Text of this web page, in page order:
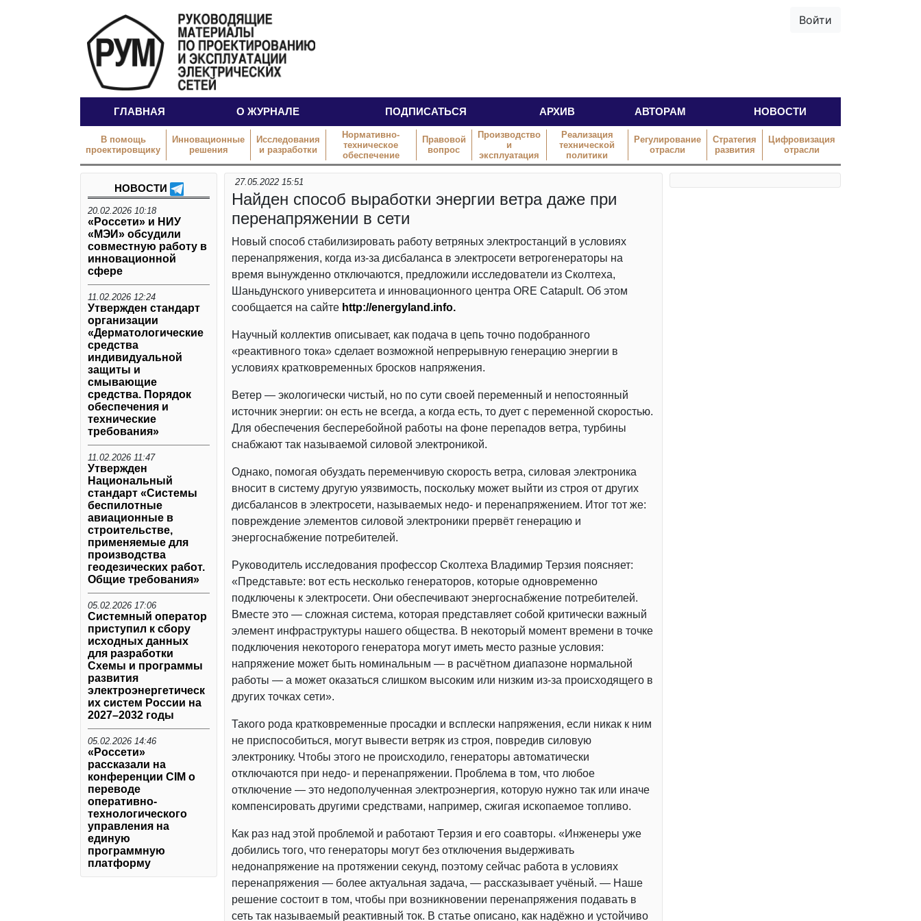
Войти
ГЛАВНАЯ О ЖУРНАЛЕ ПОДПИСАТЬСЯ АРХИВ АВТОРАМ НОВОСТИ
В помощь
проектировщику
Инновационные
решения
Исследования
и разработки
Нормативно-
техническое
обеспечение
Правовой
вопрос
Производство
и
эксплуатация
Реализация
технической
политики
Регулирование
отрасли
Стратегия
развития
Цифровизация
отрасли
НОВОСТИ
20.02.2026 10:18
«Россети» и НИУ
«МЭИ» обсудили
совместную работу в
инновационной
сфере
11.02.2026 12:24
Утвержден стандарт
организации
«Дерматологические
средства
индивидуальной
защиты и
смывающие
средства. Порядок
обеспечения и
технические
требования»
11.02.2026 11:47
Утвержден
Национальный
стандарт «Системы
беспилотные
авиационные в
строительстве,
применяемые для
производства
геодезических работ.
Общие требования»
05.02.2026 17:06
Системный оператор
приступил к сбору
исходных данных
для разработки
Схемы и программы
развития
электроэнергетическ
их систем России на
2027–2032 годы
05.02.2026 14:46
«Россети»
рассказали на
конференции CIM о
переводе
оперативно-
технологического
управления на
единую
программную
платформу
27.05.2022 15:51
Найден способ выработки энергии ветра даже при
перенапряжении в сети
Новый способ стабилизировать работу ветряных электростанций в условиях
перенапряжения, когда из-за дисбаланса в электросети ветрогенераторы на
время вынужденно отключаются, предложили исследователи из Сколтеха,
Шаньдунского университета и инновационного центра ORE Catapult. Об этом
сообщается на сайте http://energyland.info.
Научный коллектив описывает, как подача в цепь точно подобранного
«реактивного тока» сделает возможной непрерывную генерацию энергии в
условиях кратковременных бросков напряжения.
Ветер — экологически чистый, но по сути своей переменный и непостоянный
источник энергии: он есть не всегда, а когда есть, то дует с переменной скоростью.
Для обеспечения бесперебойной работы на фоне перепадов ветра, турбины
снабжают так называемой силовой электроникой.
Однако, помогая обуздать переменчивую скорость ветра, силовая электроника
вносит в систему другую уязвимость, поскольку может выйти из строя от других
дисбалансов в электросети, называемых недо- и перенапряжением. Итог тот же:
повреждение элементов силовой электроники прервёт генерацию и
энергоснабжение потребителей.
Руководитель исследования профессор Сколтеха Владимир Терзия поясняет:
«Представьте: вот есть несколько генераторов, которые одновременно
подключены к электросети. Они обеспечивают энергоснабжение потребителей.
Вместе это — сложная система, которая представляет собой критически важный
элемент инфраструктуры нашего общества. В некоторый момент времени в точке
подключения некоторого генератора могут иметь место разные условия:
напряжение может быть номинальным — в расчётном диапазоне нормальной
работы — а может оказаться слишком высоким или низким из-за происходящего в
других точках сети».
Такого рода кратковременные просадки и всплески напряжения, если никак к ним
не приспособиться, могут вывести ветряк из строя, повредив силовую
электронику. Чтобы этого не происходило, генераторы автоматически
отключаются при недо- и перенапряжении. Проблема в том, что любое
отключение — это недополученная электроэнергия, которую нужно так или иначе
компенсировать другими средствами, например, сжигая ископаемое топливо.
Как раз над этой проблемой и работают Терзия и его соавторы. «Инженеры уже
добились того, что генераторы могут без отключения выдерживать
недонапряжение на протяжении секунд, поэтому сейчас работа в условиях
перенапряжения — более актуальная задача, — рассказывает учёный. — Наше
решение состоит в том, чтобы при возникновении перенапряжения подавать в
сеть так называемый реактивный ток. В статье описано, как надёжно и устойчиво